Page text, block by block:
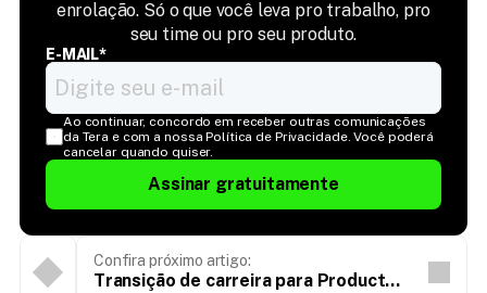
enrolação. Só o que você leva pro trabalho, pro
seu time ou pro seu produto.
E-MAIL*
Ao continuar, concordo em receber outras comunicações
da Tera e com a nossa Política de Privacidade. Você poderá
cancelar quando quiser.
Assinar gratuitamente
Confira próximo artigo:
Transição de carreira para Product